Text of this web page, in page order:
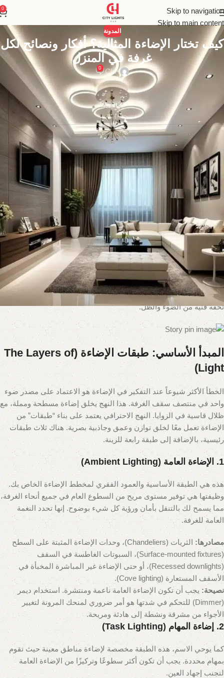
Skip to navigation
Skip to main content
0
المدونة
كيف تختار الإضاءة المثالية؟ أفكار ونصائح لكل
غرفة في المنزل
CLH
0
أطلق العنان لجمال منزلك عبر اختيار الإضاءة المثالية. دليلك الشامل لـ
تصميم إضاءة احترافي يجمع بين الأناقة والوظيفة ويحول مساحتك
بالكامل.
الإضاءة هي أكثر بكثير من مجرد لمسة نهائية في تصميم منزلك؛ إنها الروح
التي تبث الحياة في الفراغات، والأداة الخفية التي تنحت المساحات
وتحدد ملامحها. يمكن للإضاءة الصحيحة أن تحول غرفة ضيقة إلى مساحة
رحبة، وأن تخلق جواً من الدفء والحميمية في غرفة المعيشة، أو أن تعزز
تركيزك وإنتاجيتك في مكتبك المنزلي. في المقابل، يمكن أن يؤدي الاختيار
الخاطئ للإضاءة إلى الشعور بالبرود أو الإرهاق البصري، وقد يطمس
جمال أفضل قطع الأثاث وأغلى الديكورات.
لكن من أين تبدأ؟ عالم الإضاءة واسع ومليء بالخيارات والمصطلحات
التقنية التي قد تبدو مربكة. هذا الدليل الشامل مصمم ليأخذ بيدك خطوة
بخطوة، ويزودك بالأفكار والمبادئ الأساسية التي يستخدمها مصممو
الإضاءة المحترفون. سنتعلم معاً كيف نفكر في الإضاءة كنظام متكامل،
وكيف نختار الوحدات المناسبة لكل غرفة، مع الاستفادة من الجودة
والتنوع الذي تقدمه علامات تجارية موثوقة مثلCLH، لتحويل منزلك إلى
تحفة فنية من الضوء والظل.
المبدأ الأساسي: طبقات الإضاءة (The Layers of
Light)
الخطأ الأكثر شيوعاً عند التفكير في الإضاءة هو الاعتماد على مصدر ضوء
واحد في منتصف سقف الغرفة. هذا النهج يخلق إضاءة مسطحة ومملة، مع
ظلال قاسية في الزوايا. النهج الاحترافي يعتمد على بناء “طبقات” من
الإضاءة تعمل معًا لخلق توازن وعمق وجاذبية بصرية. هناك ثلاث طبقات
رئيسية، بالإضافة إلى طبقة رابعة للزينة.
1. الإضاءة العامة (Ambient Lighting)
هذه هي الطبقة الأساسية والعمود الفقري لمخطط الإضاءة الخاص بك.
وظيفتها هي توفير مستوى مريح من السطوع العام في جميع أنحاء الغرفة،
مما يسمح لك بالتنقل بأمان ورؤية كل شيء بوضوح. إنها تحدد النغمة
العامة للغرفة.
مصادرها:
الثريات (Chandeliers)، وحدات الإضاءة المثبتة على السطح
(Surface-mounted fixtures)، السبوتات الغاطسة في السقف
(Recessed downlights)، أو حتى الإضاءة غير المباشرة المخبأة في
الأسقف المستعارة (Cove lighting).
نصيحة: يجب أن تكون الإضاءة العامة ناعمة ومنتشرة. استخدام ديمر
(Dimmer) للتحكم في شدتها هو أمر ضروري لمنحك المرونة لتغيير
الأجواء من مشرقة ونشطة إلى هادئة ومريحة.
2. إضاءة المهام (Task Lighting)
كما يوحي الاسم، هذه الطبقة مخصصة لإضاءة مناطق معينة حيث تقوم
بمهام محددة. يجب أن تكون أكثر سطوعًا وتركيزًا من الإضاءة العامة
لتجنب إجهاد العين.